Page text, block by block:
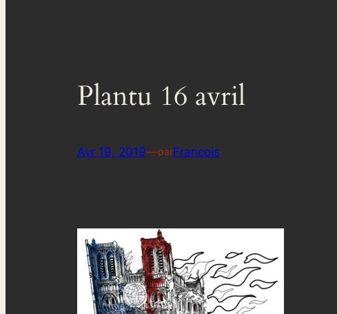
Plantu 16 avril
Avr 19, 2019—parFrancois